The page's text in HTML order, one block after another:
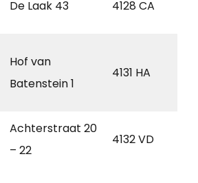
De Laak 43 4128 CA
Hof van
Batenstein 1
4131 HA
Achterstraat 20
– 22
4132 VD